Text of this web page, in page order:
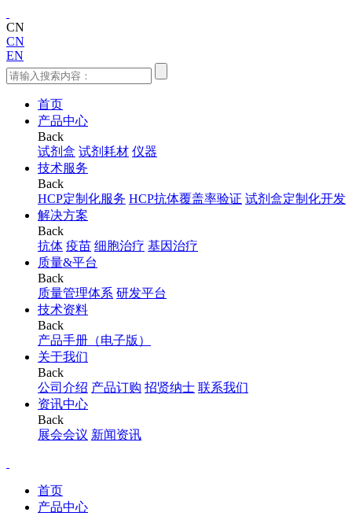
CN
CN
EN
首页
产品中心
Back
试剂盒 试剂耗材 仪器
技术服务
Back
HCP定制化服务 HCP抗体覆盖率验证 试剂盒定制化开发
解决方案
Back
抗体 疫苗 细胞治疗 基因治疗
质量&平台
Back
质量管理体系 研发平台
技术资料
Back
产品手册（电子版）
关于我们
Back
公司介绍 产品订购 招贤纳士 联系我们
资讯中心
Back
展会会议 新闻资讯
首页
产品中心